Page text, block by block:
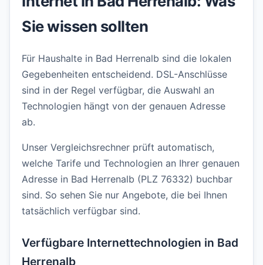
Sie wissen sollten
Für Haushalte in Bad Herrenalb sind die lokalen
Gegebenheiten entscheidend. DSL-Anschlüsse
sind in der Regel verfügbar, die Auswahl an
Technologien hängt von der genauen Adresse
ab.
Unser Vergleichsrechner prüft automatisch,
welche Tarife und Technologien an Ihrer genauen
Adresse in Bad Herrenalb (PLZ 76332) buchbar
sind. So sehen Sie nur Angebote, die bei Ihnen
tatsächlich verfügbar sind.
Verfügbare Internettechnologien in Bad
Herrenalb